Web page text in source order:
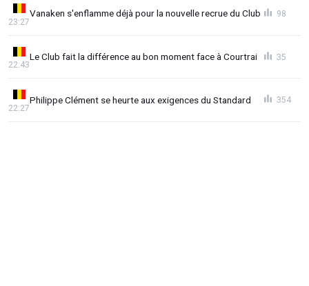
Vanaken s'enflamme déjà pour la nouvelle recrue du Club
23:27
98
Le Club fait la différence au bon moment face à Courtrai
22:43
35
Philippe Clément se heurte aux exigences du Standard
22:27
354